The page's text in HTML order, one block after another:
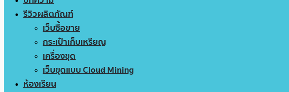
รีวิวผลิตภัณฑ์
เว็บซื้อขาย
กระเป๋าเก็บเหรียญ
เครื่องขุด
เว็บขุดแบบ Cloud Mining
ห้องเรียน